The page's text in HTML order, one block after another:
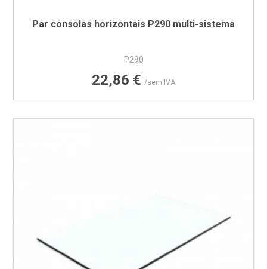
Par consolas horizontais P290 multi-sistema
P290
Preço
22,86 € /sem IVA